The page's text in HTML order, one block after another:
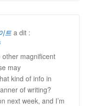
트 a dit :
magnificent
may
kind of info in
of writing?
next week, and I’m